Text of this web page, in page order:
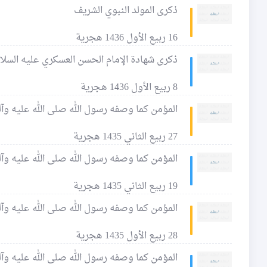
ذكرى المولد النبوي الشريف
16 ربيع الأول 1436 هجرية
ذكرى شهادة الإمام الحسن العسكري عليه
8 ربيع الأول 1436 هجرية
المؤمن كما وصفه رسول الله صلى الله عليه
27 ربيع الثاني 1435 هجرية
المؤمن كما وصفه رسول الله صلى الله عليه
19 ربيع الثاني 1435 هجرية
المؤمن كما وصفه رسول الله صلى الله عليه
28 ربيع الأول 1435 هجرية
المؤمن كما وصفه رسول الله صلى الله عليه